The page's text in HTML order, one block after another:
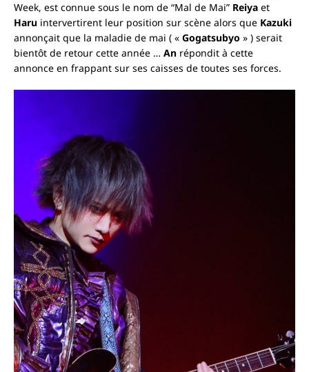
Week, est connue sous le nom de “Mal de Mai” Reiya et
Haru intervertirent leur position sur scène alors que Kazuki
annonçait que la maladie de mai ( « Gogatsubyo » ) serait
bientôt de retour cette année … An répondit à cette
annonce en frappant sur ses caisses de toutes ses forces.